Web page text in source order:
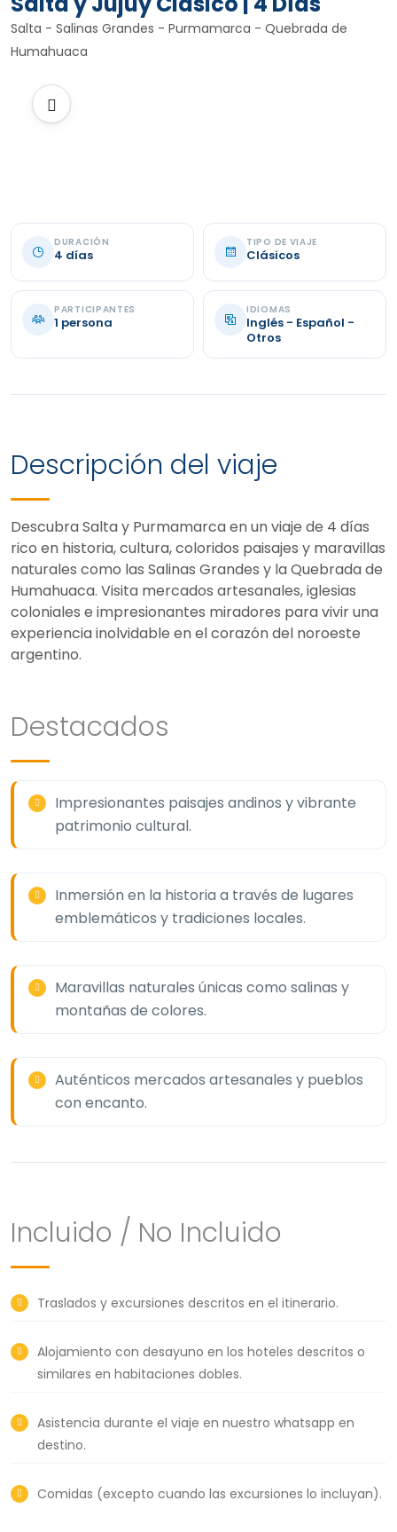
Salta - Salinas Grandes - Purmamarca - Quebrada de
Humahuaca
DURACIÓN
4 días
TIPO DE VIAJE
Clásicos
PARTICIPANTES
1 persona
IDIOMAS
Inglés - Español -
Otros
Descripción del viaje
Descubra Salta y Purmamarca en un viaje de 4 días
rico en historia, cultura, coloridos paisajes y maravillas
naturales como las Salinas Grandes y la Quebrada de
Humahuaca. Visita mercados artesanales, iglesias
coloniales e impresionantes miradores para vivir una
experiencia inolvidable en el corazón del noroeste
argentino.
Destacados
Impresionantes paisajes andinos y vibrante
patrimonio cultural.
Inmersión en la historia a través de lugares
emblemáticos y tradiciones locales.
Maravillas naturales únicas como salinas y
montañas de colores.
Auténticos mercados artesanales y pueblos
con encanto.
Incluido / No Incluido
Traslados y excursiones descritos en el itinerario.
Alojamiento con desayuno en los hoteles descritos o
similares en habitaciones dobles.
Asistencia durante el viaje en nuestro whatsapp en
destino.
Comidas (excepto cuando las excursiones lo incluyan).